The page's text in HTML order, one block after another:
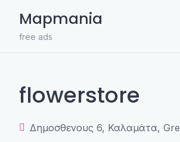
content
Mapmania
free ads
flowerstore
Δημοσθενους 6, Καλαμάτα,